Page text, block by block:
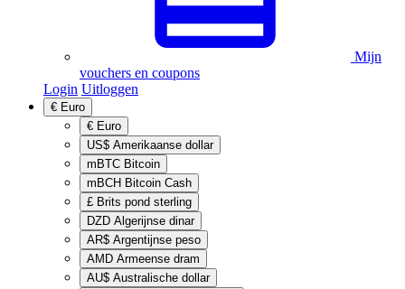
Mijn
vouchers en coupons
Login Uitloggen
€ Euro
€ Euro
US$ Amerikaanse dollar
mBTC Bitcoin
mBCH Bitcoin Cash
£ Brits pond sterling
DZD Algerijnse dinar
AR$ Argentijnse peso
AMD Armeense dram
AU$ Australische dollar